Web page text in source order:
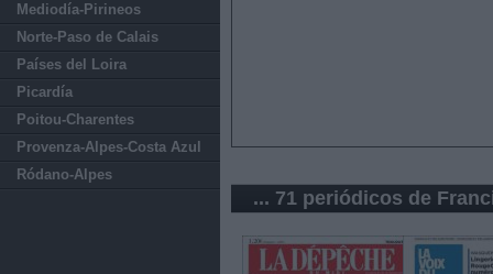
Mediodía-Pirineos
Norte-Paso de Calais
Países del Loira
Picardía
Poitou-Charentes
Provenza-Alpes-Costa Azul
Ródano-Alpes
... 71 periódicos de